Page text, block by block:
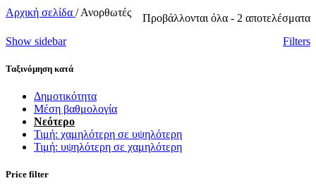
Αρχική σελίδα / Ανορθωτές Προβάλλονται όλα - 2 αποτελέσματα
Show sidebar Filters
Ταξινόμηση κατά
Δημοτικότητα
Μέση βαθμολογία
Νεότερο
Τιμή: χαμηλότερη σε υψηλότερη
Τιμή: υψηλότερη σε χαμηλότερη
Price filter